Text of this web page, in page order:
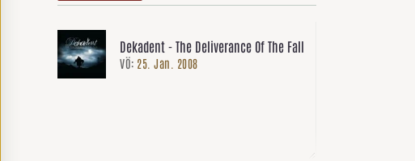
Dekadent - The Deliverance Of The Fall
VÖ: 25. Jan. 2008